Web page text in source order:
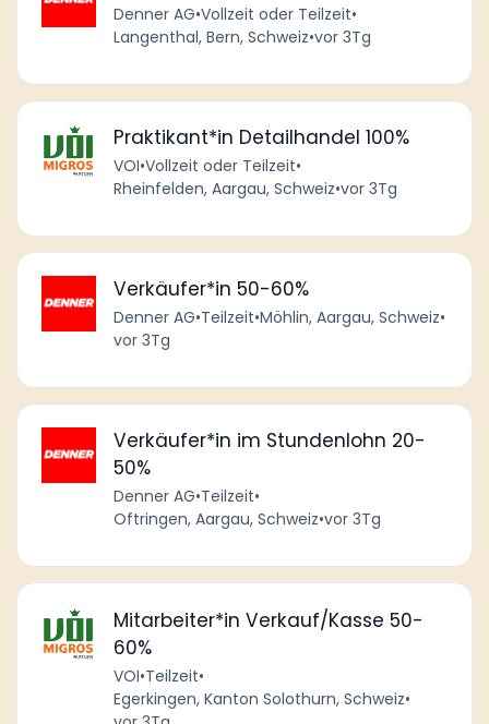
Denner AG•Vollzeit oder Teilzeit•
Langenthal, Bern, Schweiz•vor 3Tg
Praktikant*in Detailhandel 100%
VOI•Vollzeit oder Teilzeit•
Rheinfelden, Aargau, Schweiz•vor 3Tg
Verkäufer*in 50-60%
Denner AG•Teilzeit•Möhlin, Aargau, Schweiz•
vor 3Tg
Verkäufer*in im Stundenlohn 20-
50%
Denner AG•Teilzeit•
Oftringen, Aargau, Schweiz•vor 3Tg
Mitarbeiter*in Verkauf/Kasse 50-
60%
VOI•Teilzeit•
Egerkingen, Kanton Solothurn, Schweiz•